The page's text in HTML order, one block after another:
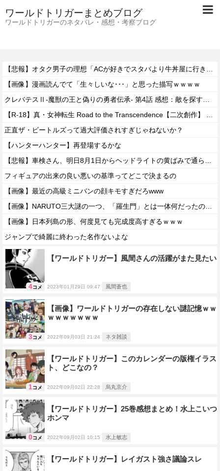
ワールドトリガーまとめブログ
ワールドトリガーのネタバレ・感想・考察ブログ
【画像】漫画読んでて「生々しいな･･･」と思った描写ｗｗｗｗ
正直ザ・ビートルズって過大評価されすぎじゃねないか？
【ハンターハンター】再登場するかな
フィギュアの出来の良い悪いの基準ってどこで決まるの
【画像】最近の高級ミニバンの顔キモすぎだろwww
【画像】日本列島の形、何度見ても完成度高すぎるｗｗｗ
ジャンプで綺麗に終わった名作ないよな
4コメ
【ワールドトリガー】風間さんの活躍がまた見たい
2023年01月29日 09:47 風間蒼也
3コメ
【画像】ワールドトリガーの存在しない謎記憶ｗｗ
ｗｗｗｗｗｗｗ
2022年09月03日 21:24 ネタ雑談
1コメ
【ワールドトリガー】このカレンダーの版権イラス
ト、どこなの？
2022年09月02日 22:28 烏丸京介
0コメ
【ワールドトリガー】25巻感想まとめ！水上こいつ
ホンマ
2022年09月02日 10:15 水上敏志
【ワールドトリガー】レイガスト強さ議論スレ